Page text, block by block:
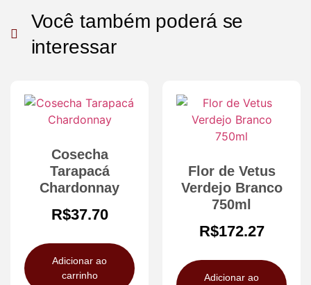
Você também poderá se
interessar
Cosecha
Tarapacá
Chardonnay
R$37.70
Adicionar ao
carrinho
Flor de Vetus
Verdejo Branco
750ml
R$172.27
Adicionar ao